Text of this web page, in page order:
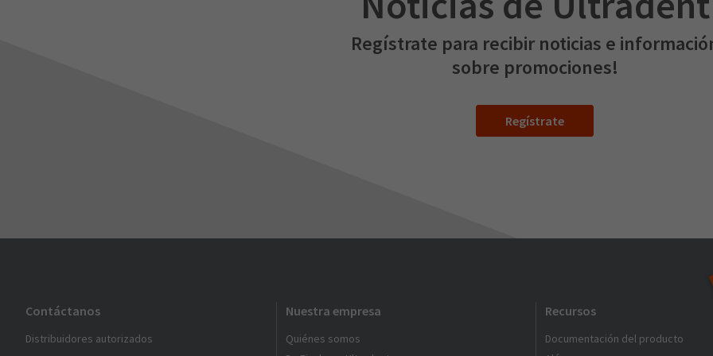
Regístrate para recibir noticias e
sobre promociones!
Regístrate
Contáctanos
Distribuidores autorizados
Nuestra empresa
Quiénes somos
Recursos
Documentación del producto